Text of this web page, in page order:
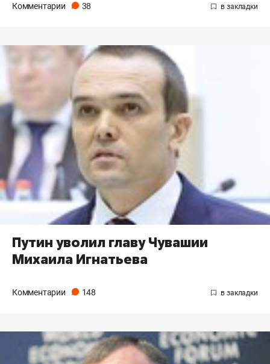
Комментарии 38
Путин уволил главу Чувашии
Михаила Игнатьева
Комментарии 148